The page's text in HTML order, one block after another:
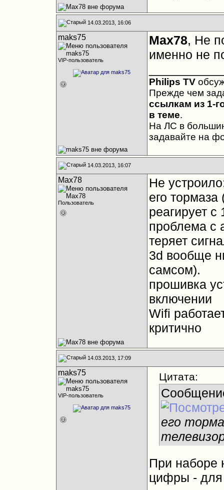
14.03.2013, 16:06
maks75
VIP-пользователь
Max78, Не
именно не
Philips TV
Прежде чем
ссылкам из 1-
в теме.
На ЛС в
задавайте на
14.03.2013, 16:07
Max78
Пользователь
Не
его тормаза
реагирует с
проблема с
теряет
3d вообще
самсом).
прошивка
включении
Wifi
критично
14.03.2013, 17:09
maks75
VIP-пользователь
Цитата:
его
При наборе
цифры - для